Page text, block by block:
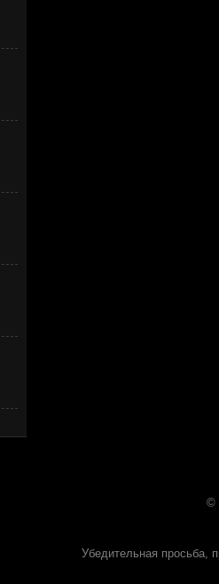
©
Убедительная просьба,